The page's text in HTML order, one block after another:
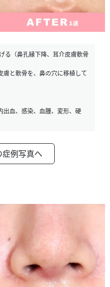
る（鼻孔縁下降、耳介皮膚軟骨
膚と軟骨を、鼻の穴に移植して
出血、感染、血腫、変形、硬
例写真へ